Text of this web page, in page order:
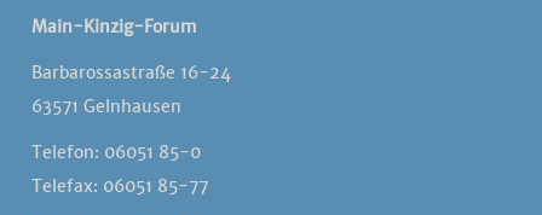
Main-Kinzig-Forum
Barbarossastraße 16-24
63571 Gelnhausen
Telefon: 06051 85-0
Telefax: 06051 85-77